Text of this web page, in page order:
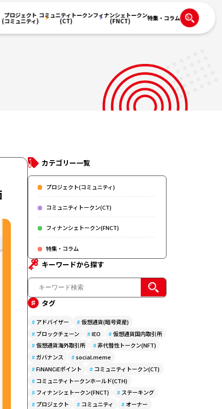
プロジェクト
(コミュニティ)
コミュニティトークン
(CT)
フィナンシェトークン
(FNCT) 特集・コラム
カテゴリー一覧
プロジェクト(コミュニティ)
コミュニティトークン(CT)
フィナンシェトークン(FNCT)
特集・コラム
キーワードから探す
タグ
# アドバイザー #仮想通貨(暗号資産)
# ブロックチェーン #IEO #仮想通貨国内取引所
#仮想通貨海外取引所 #非代替性トークン(NFT)
#ガバナンス #social.meme
#FiNANCiEポイント # コミュニティトークン(CT)
# コミュニティトークンホールド(CTH)
# フィナンシェトークン(FNCT) # ステーキング
# プロジェクト # コミュニティ # オーナー